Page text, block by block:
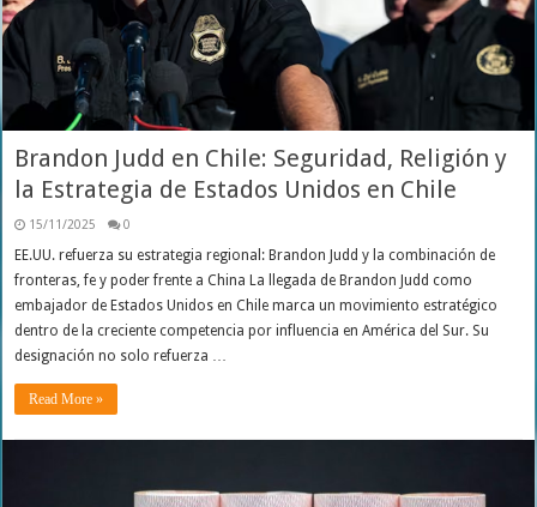
Brandon Judd en Chile: Seguridad, Religión y
la Estrategia de Estados Unidos en Chile
15/11/2025 0
EE.UU. refuerza su estrategia regional: Brandon Judd y la combinación de
fronteras, fe y poder frente a China La llegada de Brandon Judd como
embajador de Estados Unidos en Chile marca un movimiento estratégico
dentro de la creciente competencia por influencia en América del Sur. Su
designación no solo refuerza …
Read More »